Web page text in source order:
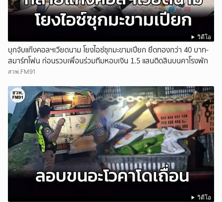
วิดีโอ
บุกจับแก๊งคอลฯเวียดนาม โยงไอซ์ซุกมะขามเปียก ยึดทองกว่า 40 บาท-
สมาร์ทโฟน ก่อนรวบเพื่อนร่วมทีมหอบเงิน 1.5 แสนติดสินบนคาโรงพัก
สวพ.FM91
วิดีโอ